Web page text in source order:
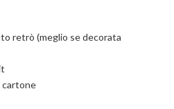
retrò (meglio se decorata
cartone